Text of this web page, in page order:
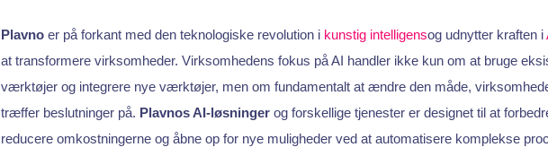
Plavnoer på forkant med den teknologiske revolution i kunstig intelligensog udnytter kraften i
at transformere virksomheder. Virksomhedens fokus på AI handler ikke kun om at bruge
værktøjer og integrere nye værktøjer, men om fundamentalt at ændre den måde,
træffer beslutninger på. Plavnos AI-løsningerog forskellige tjenester er designet til at
reducere omkostningerne og åbne op for nye muligheder ved at automatisere komplekse